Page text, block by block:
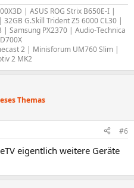
| ASUS ROG Strix B650E-I |
G.Skill Trident Z5 6000 CL30 |
| Samsung PX2370 | Audio-Technica
2 | Minisforum UM760 Slim |
2 MK2
Themas
#6
eigentlich weitere Geräte